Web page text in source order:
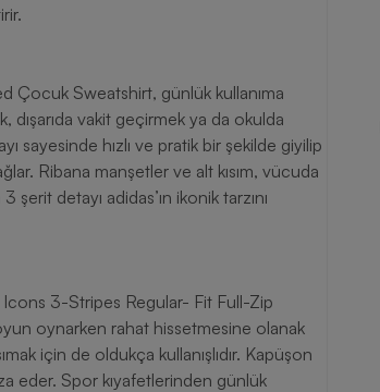
Çocuk Sweatshirt, günlük kullanıma
dışarıda vakit geçirmek ya da okulda
sayesinde hızlı ve pratik bir şekilde giyilip
Ribana manşetler ve alt kısım, vücuda
şerit detayı adidas’ın ikonik tarzını
3-Stripes Regular- Fit Full-Zip
oynarken rahat hissetmesine olanak
için de oldukça kullanışlıdır. Kapüşon
eder. Spor kıyafetlerinden günlük